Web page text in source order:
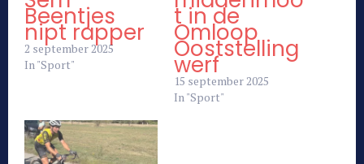
Beentjes
nipt rapper
2 september 2025
In "Sport"
t in de
Omloop
Ooststelling
werf
15 september 2025
In "Sport"